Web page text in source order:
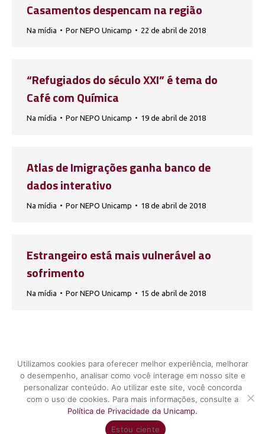
Casamentos despencam na região
Na mídia Por NEPO Unicamp 22 de abril de 2018
“Refugiados do século XXI” é tema do
Café com Química
Na mídia Por NEPO Unicamp 19 de abril de 2018
Atlas de Imigrações ganha banco de
dados interativo
Na mídia Por NEPO Unicamp 18 de abril de 2018
Estrangeiro está mais vulnerável ao
sofrimento
Na mídia Por NEPO Unicamp 15 de abril de 2018
41
UNICAMP - Universidade Estadual de Campinas - Núcleo de Estudos
Utilizamos cookies para oferecer melhor experiência, melhorar
o desempenho, analisar como você interage em nosso site e
personalizar conteúdo. Ao utilizar este site, você concorda
com o uso de cookies. Para mais informações, consulte a
Política de Privacidade da Unicamp.
Estou ciente